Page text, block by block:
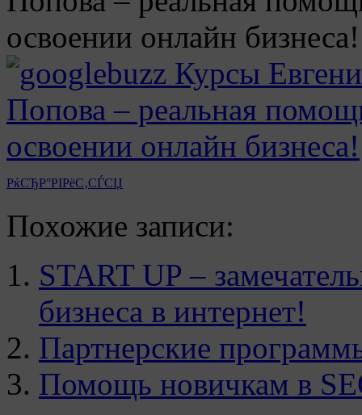
РќСЂР°РІРёС‚СЃСЏ
Похожие записи:
START UP –
бизнеса в интернет!
Партнерские
Помощь новичкам в